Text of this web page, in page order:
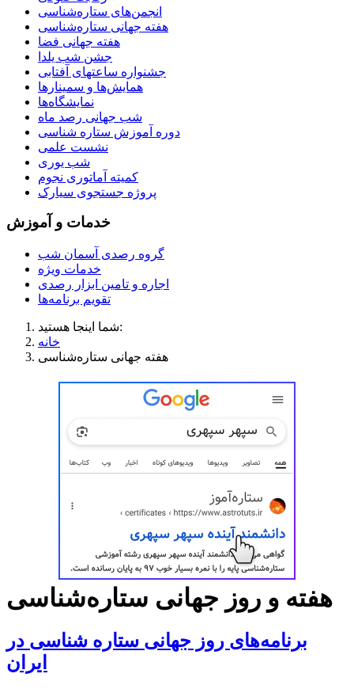
انجمن‌های ستاره‌شناسی
هفته جهانی ستاره‌شناسی
هفته جهانی فضا
جشن شب یلدا
جشنواره ساعتهای آفتابی
همایش‌ها و سمینارها
نمایشگاه‌ها
شب جهانی رصد ماه
دوره آموزش ستاره شناسی
نشست علمی
شب یوری
کمیته آماتوری نجوم
پروژه جستجوی سیارک
خدمات و آموزش
گروه رصدی آسمان شب
خدمات ویژه
اجاره و تامین ابزار رصدی
تقویم برنامه‌ها
شما اینجا هستید:
خانه
هفته جهانی ستاره‌شناسی
هفته و روز جهانی ستاره‌شناسی
برنامه‌های روز جهانی ستاره شناسی در
ایران